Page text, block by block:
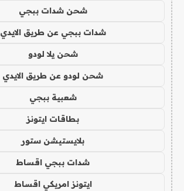
شحن شدات ببجي
شدات ببجي عن طريق الايدي
شحن يلا لودو
شحن لودو عن طريق الايدي
شعبية ببجي
بطاقات ايتونز
بلايستيشن ستور
شدات ببجي اقساط
ايتونز امريكي اقساط